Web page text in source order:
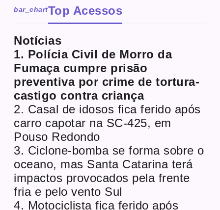
bar_chartTop Acessos
Notícias
1. Polícia Civil de Morro da
Fumaça cumpre prisão
preventiva por crime de tortura-
castigo contra criança
2. Casal de idosos fica ferido após
carro capotar na SC-425, em
Pouso Redondo
3. Ciclone-bomba se forma sobre o
oceano, mas Santa Catarina terá
impactos provocados pela frente
fria e pelo vento Sul
4. Motociclista fica ferido após